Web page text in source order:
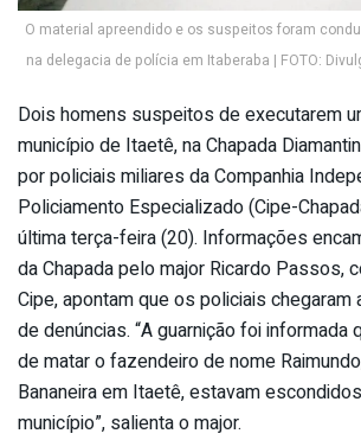
O material apreendido e os suspeitos foram
na delegacia de polícia em Itaberaba | FOTO:
Dois homens suspeitos de executarem
município de Itaetê, na Chapada
por policiais miliares da Companhia
Policiamento Especializado (Cipe-
última terça-feira (20). Informações
da Chapada pelo major Ricardo Passos,
Cipe, apontam que os policiais
de denúncias. “A guarnição foi
de matar o fazendeiro de nome
Bananeira em Itaetê, estavam
município”, salienta o major.